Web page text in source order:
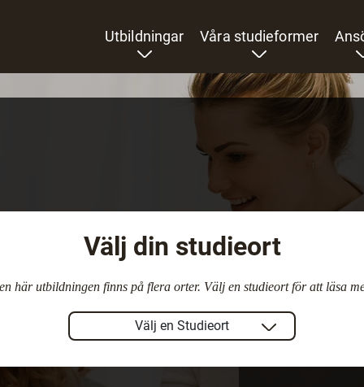
Utbildningar Våra studieformer
Välj din studieort
här utbildningen finns på flera orter. Välj en studieort för att läsa
Välj en Studieort